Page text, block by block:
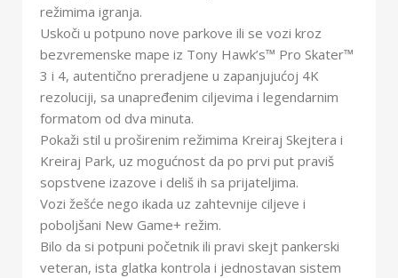
režimima igranja.
Uskoči u potpuno nove parkove ili se vozi kroz
bezvremenske mape iz Tony Hawk’s™ Pro Skater™
3 i 4, autentično preradjene u zapanjujućoj 4K
rezoluciji, sa unapređenim ciljevima i legendarnim
formatom od dva minuta.
Pokaži stil u proširenim režimima Kreiraj Skejtera i
Kreiraj Park, uz mogućnost da po prvi put praviš
sopstvene izazove i deliš ih sa prijateljima.
Vozi žešće nego ikada uz zahtevnije ciljeve i
poboljšani New Game+ režim.
Bilo da si potpuni početnik ili pravi skejt pankerski
veteran, ista glatka kontrola i jednostavan sistem